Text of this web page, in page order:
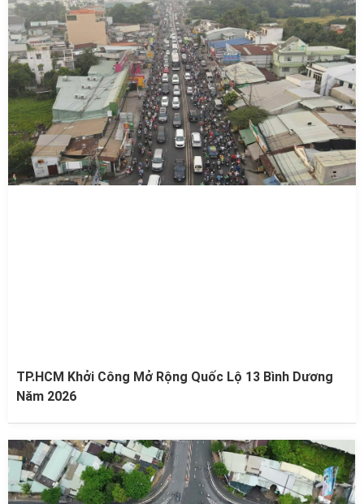
TP.HCM Khởi Công Mở Rộng Quốc Lộ 13 Bình Dương
Năm 2026